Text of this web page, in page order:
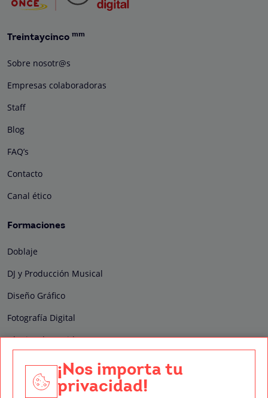
Treintaycinco mm
Sobre nosotr@s
Empresas colaboradoras
Staff
Blog
FAQ’s
Contacto
Canal ético
Formaciones
Doblaje
DJ y Producción Musical
Diseño Gráfico
Fotografía Digital
Técnico de Sonido
Edición y Postproducción de Vídeo
¡Nos importa tu
privacidad!